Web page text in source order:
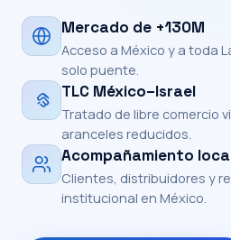
Mercado de +130M
Acceso a México y a toda
solo puente.
TLC México–Israel
Tratado de libre comercio
aranceles reducidos.
Acompañamiento
Clientes, distribuidores y
institucional en México.